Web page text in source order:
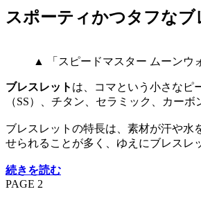
スポーティかつタフなブ
▲ 「スピードマスター ムーンウ
ブレスレット は、コマという小さなピ
（SS）、チタン、セラミック、カー
ブレスレットの特長は、素材が汗や水
せられることが多く、ゆえにブレスレ
続きを読む
PAGE 2